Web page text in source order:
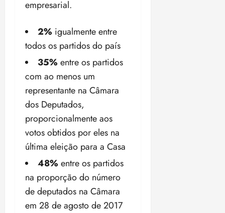
empresarial.
2% igualmente entre
todos os partidos do país
35% entre os partidos
com ao menos um
representante na Câmara
dos Deputados,
proporcionalmente aos
votos obtidos por eles na
última eleição para a Casa
48% entre os partidos
na proporção do número
de deputados na Câmara
em 28 de agosto de 2017